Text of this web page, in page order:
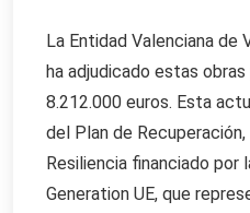
La Entidad Valenciana de
ha adjudicado estas
8.212.000 euros. Esta
del Plan de
Resiliencia financiado por
Generation UE, que